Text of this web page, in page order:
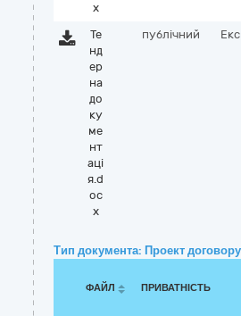
x
Те
нд
ер
на
до
ку
ме
нт
аці
я.d
oc
x
публічний
Тип документа: Проект договору
ФАЙЛ ПРИВАТНІСТЬ